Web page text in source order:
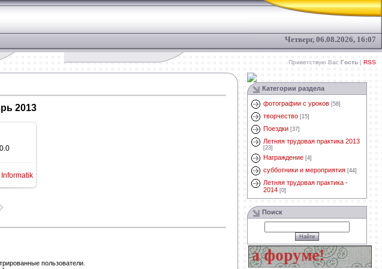
Четверг, 06.08.2026, 16:07
Приветствую Вас Гость | RSS
2013
0.0
Informatik
пользователи.
Категории раздела
фотографии с уроков [58]
творчество [15]
Поездки [37]
Летняя трудовая практика 2013
[23]
Награждение [4]
субботники и мероприятия [44]
Летняя трудовая практика -
2014 [0]
Поиск
Задай свой вопрос на форуме!